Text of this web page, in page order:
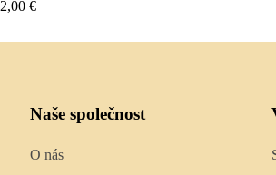
2,25 €
Naše společnost
O nás